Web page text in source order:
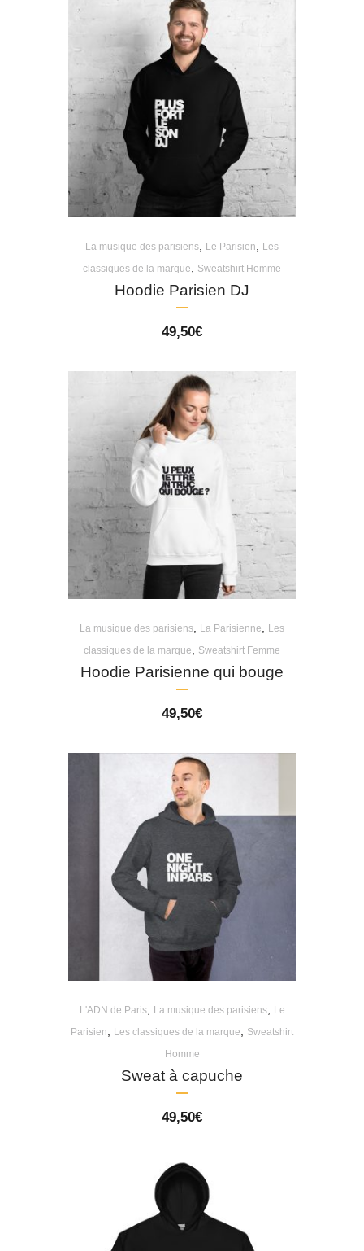
La musique des parisiens Le Parisien
Les
classiques de la marque
Sweatshirt Homme
Hoodie Parisien DJ
49,50€
La musique des parisiens La Parisienne
Les
classiques de la marque
Sweatshirt Femme
Hoodie Parisienne qui bouge
49,50€
L'ADN de Paris, La musique des parisiens,
Le
Parisien
Les classiques de la marque
Sweatshirt
Homme
Sweat à capuche
49,50€